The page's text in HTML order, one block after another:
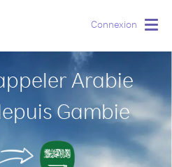
Connexion
Arabie
Gambie